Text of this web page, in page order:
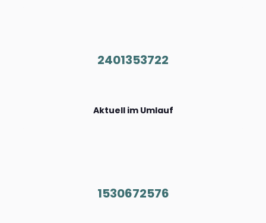
2401353722
Aktuell im Umlauf
1530672576